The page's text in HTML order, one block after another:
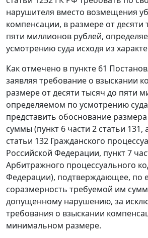
нарушителя вместо возмещения
компенсации, в размере от десяти
пяти миллионов рублей,
усмотрению суда исходя из
Как отмечено в пункте 61
заявляя требование о взыскании
размере от десяти тысяч до пяти
определяемом по усмотрению
представить обоснование
суммы (пункт 6 части 2 статьи 131,
статьи 132 Гражданского
Российской Федерации, пункт 7
Арбитражного процессуального
Федерации), подтверждающее, по
соразмерность требуемой им
допущенному нарушению, за
требования о взыскании
минимальном размере.